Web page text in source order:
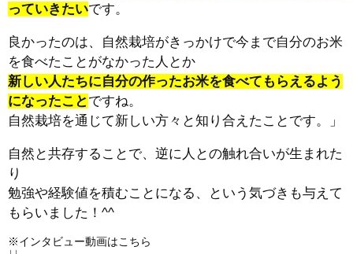
っていきたいです。
良かったのは、自然栽培がきっかけで今まで自分のお米
を食べたことがなかった人とか
新しい人たちに自分の作ったお米を食べてもらえるよう
になったことですね。
自然栽培を通じて新しい方々と知り合えたことです。」
自然と共存することで、逆に人との触れ合いが生まれた
り
勉強や経験値を積むことになる、という気づきも与えて
もらいました！^^
※インタビュー動画はこちら